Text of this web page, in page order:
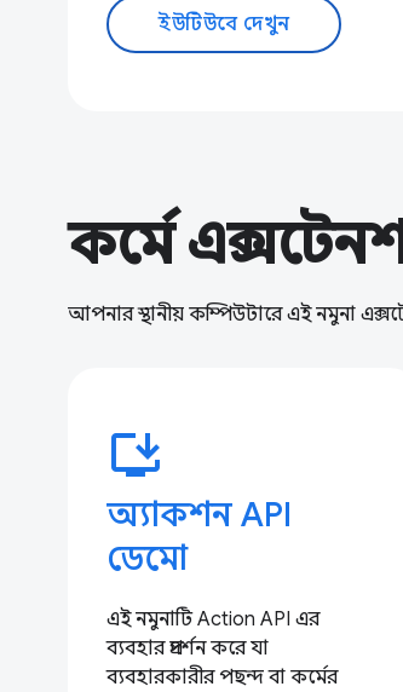
ইউটিউবে দেখুন
কর্মে
আপনার স্থানীয় কম্পিউটারে এই নমুনা
install_desktop
অ্যাকশন API
ডেমো
এই নমুনাটি Action API এর
ব্যবহার প্রদর্শন করে যা
ব্যবহারকারীর পছন্দ বা কর্মের